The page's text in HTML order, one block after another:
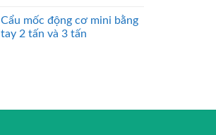
Cẩu mốc động cơ mini bằng
tay 2 tấn và 3 tấn